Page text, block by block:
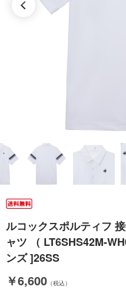
ルコックスポルティフ
ャツ （ LT6SHS42M-
ンズ ]26SS
￥6,600 （税込）